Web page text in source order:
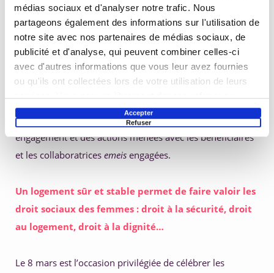
médias sociaux et d'analyser notre trafic. Nous
partageons également des informations sur l'utilisation de
notre site avec nos partenaires de médias sociaux, de
publicité et d'analyse, qui peuvent combiner celles-ci
avec d'autres informations que vous leur avez fournies
ou qu'ils ont collectées lors de votre utilisation de leurs
services. Vous pouvez librement donner, refuser ou
retirer votre consentement en sélectionnant les finalités
ci-dessous. Vous pouvez à tout moment modifier vos
choix en cliquant sur le lien « Paramétrer les cookies »
en bas de page du site.
Accepter
Refuser
Un toit, un avenir
L’association Impala Avenir, à travers le projet
La Maison
des Marraines, accompagne des femmes en situation de
précarité de logement. A travers cette interview, Crama
Duboys témoigne de son parcours inspirant, de son
engagement et des actions menées avec les bénéficiaires
et les collaboratrices emeis engagées.
Un logement sûr et stable permet de faire valoir les
droit sociaux des femmes : droit à la sécurité, droit
au logement, droit à la dignité…
Le 8 mars est l’occasion privilégiée de célébrer les